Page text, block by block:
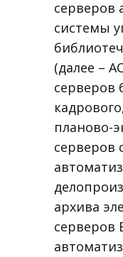
серверов
системы
(далее –
серверов
планово-
серверов
архива
серверов